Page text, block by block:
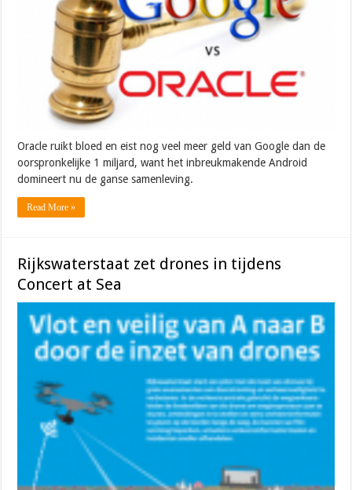
Oracle ruikt bloed en eist nog veel meer geld van Google dan de
oorspronkelijke 1 miljard, want het inbreukmakende Android
domineert nu de ganse samenleving.
Read More »
Rijkswaterstaat zet drones in tijdens
Concert at Sea